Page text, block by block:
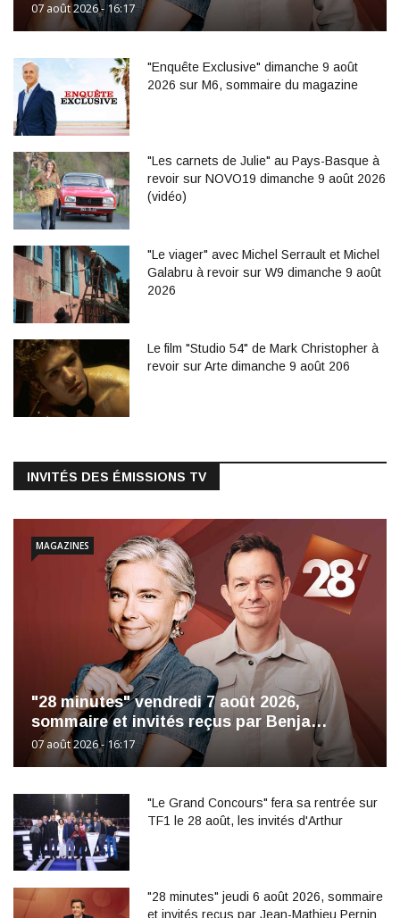
07 août 2026 - 16:17
"Enquête Exclusive" dimanche 9 août
2026 sur M6, sommaire du magazine
"Les carnets de Julie" au Pays-Basque à
revoir sur NOVO19 dimanche 9 août 2026
(vidéo)
"Le viager" avec Michel Serrault et Michel
Galabru à revoir sur W9 dimanche 9 août
2026
Le film "Studio 54" de Mark Christopher à
revoir sur Arte dimanche 9 août 206
INVITÉS DES ÉMISSIONS TV
"28 minutes" vendredi 7 août 2026,
sommaire et invités reçus par Benja…
07 août 2026 - 16:17
MAGAZINES
"Le Grand Concours" fera sa rentrée sur
TF1 le 28 août, les invités d'Arthur
"28 minutes" jeudi 6 août 2026, sommaire
et invités reçus par Jean-Mathieu Pernin